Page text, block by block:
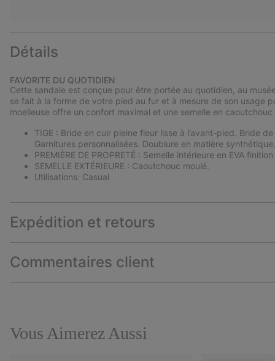
Détails
FAVORITE DU QUOTIDIEN
Cette sandale est conçue pour être portée au quotidien, au
se fait à la forme de votre pied au fur et à mesure de son usage
moelleuse offre un confort maximal et une semelle en caoutchouc
TIGE : Bride en cuir pleine fleur lisse à l’avant-pied. Bride
Garnitures personnalisées. Doublure en matière synthétique.
PREMIÈRE DE PROPRETÉ : Semelle intérieure en EVA
SEMELLE EXTÉRIEURE : Caoutchouc moulé.
Utilisations: Casual
Expédition et retours
Commentaires client
Vous Aimerez Aussi